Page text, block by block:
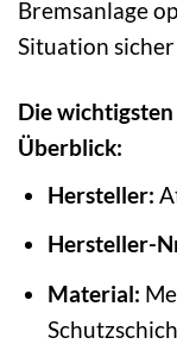
Bremsanlage
Situation
Die
Überblick:
Hersteller:
Hersteller-
Material: